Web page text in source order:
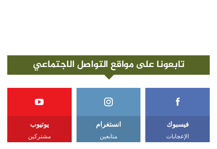
تابعونا على مواقع التواصل الاجتماعي
فيسبوك
الإعجابات
انستغرام
متابعين
يوتيوب
مشتركين